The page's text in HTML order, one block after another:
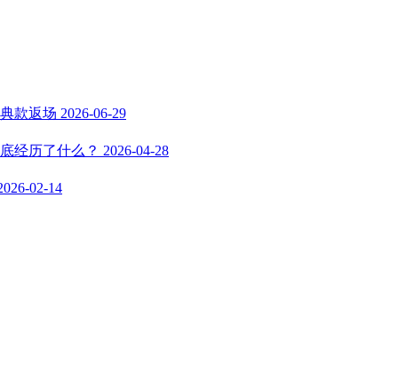
款返场 2026-06-29
经历了什么？ 2026-04-28
02-14